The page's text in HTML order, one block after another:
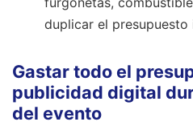
duplicar el presupuesto
Gastar todo el
publicidad digital
del evento